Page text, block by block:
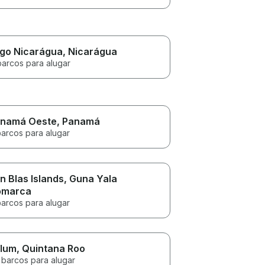
Nicarágua, Nicarágua
para alugar
Oeste, Panamá
para alugar
Blas Islands, Guna Yala
para alugar
, Quintana Roo
para alugar